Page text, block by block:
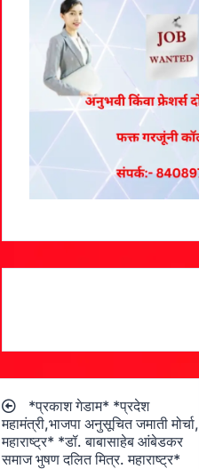
navigation
*प्रकाश गेडाम* *प्रदेश
महामंत्री,भाजपा अनुसूचित जमाती मोर्चा,
महाराष्ट्र* *डॉ. बाबासाहेब आंबेडकर
समाज भुषण दलित मित्र. महाराष्ट्र*